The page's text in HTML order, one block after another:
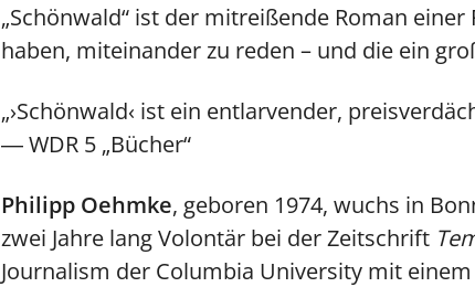
„Schönwald“ ist der mitreißende Roman
haben, miteinander zu reden – und die ein
„›Schönwald‹ ist ein entlarvender,
― WDR 5 „Bücher“
Philipp Oehmke, geboren 1974, wuchs in
zwei Jahre lang Volontär bei der Zeitschrift
Journalism der Columbia University mit